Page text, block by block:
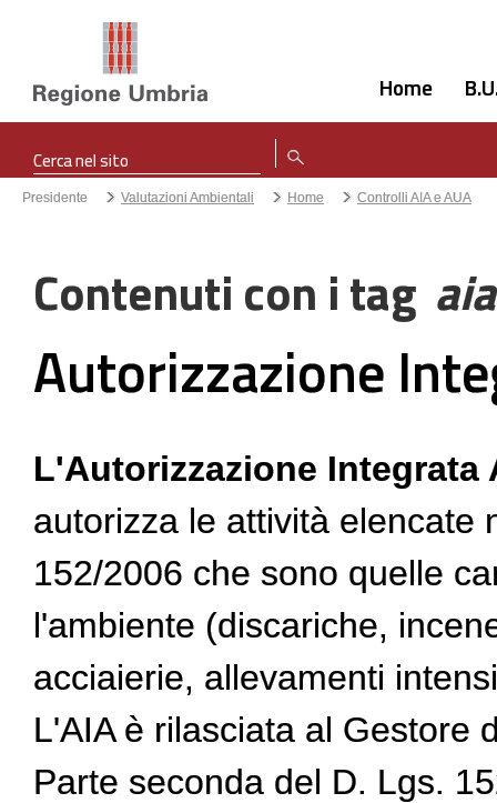
Home
Presidente Valutazioni Ambientali Home Controlli AIA e AUA
Contenuti con i tag
Autorizzazione
L'Autorizzazione Integrata
autorizza le attività elencate
152/2006 che sono quelle
l'ambiente (discariche,
acciaierie, allevamenti
L'AIA è rilasciata al Gestore
Parte seconda del D. Lgs.